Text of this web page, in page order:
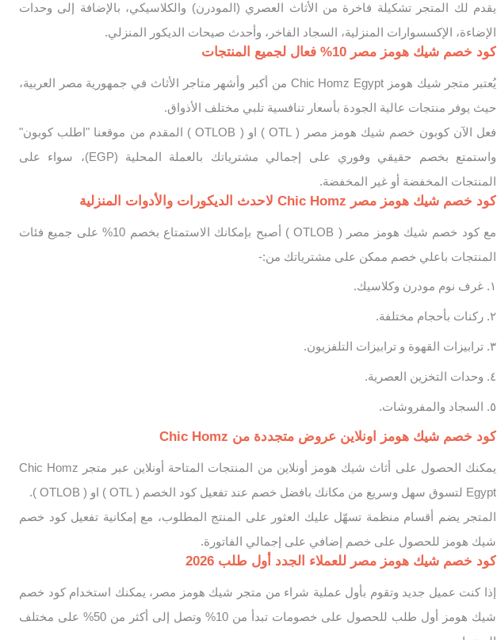
يقدم لك المتجر تشكيلة فاخرة من الأثاث العصري (المودرن) والكلاسيكي، بالإضافة إلى وحدات
الإضاءة، الإكسسوارات المنزلية، السجاد الفاخر، وأحدث صيحات الديكور المنزلي.
كود خصم شيك هومز مصر 10% فعال لجميع المنتجات
يُعتبر متجر شيك هومز Chic Homz Egypt من أكبر وأشهر متاجر الأثاث في جمهورية مصر العربية،
حيث يوفر منتجات عالية الجودة بأسعار تنافسية تلبي مختلف الأذواق.
فعل الآن كوبون خصم شيك هومز مصر ( OTL ) او ( OTLOB ) المقدم من موقعنا "اطلب كوبون"
واستمتع بخصم حقيقي وفوري على إجمالي مشترياتك بالعملة المحلية (EGP)، سواء على
المنتجات المخفضة أو غير المخفضة.
كود خصم شيك هومز مصر Chic Homz لاحدث الديكورات والأدوات المنزلية
مع كود خصم شيك هومز مصر ( OTLOB ) أصبح بإمكانك الاستمتاع بخصم 10% على جميع فئات
المنتجات باعلي خصم ممكن على مشترياتك من:-
غرف نوم مودرن وكلاسيك.
ركنات بأحجام مختلفة.
ترابيزات القهوة و ترابيزات التلفزيون.
وحدات التخزين العصرية.
السجاد والمفروشات.
كود خصم شيك هومز اونلاين عروض متجددة من Chic Homz
يمكنك الحصول على أثاث شيك هومز أونلاين من المنتجات المتاحة أونلاين عبر متجر Chic Homz
Egypt لتسوق سهل وسريع من مكانك بافضل خصم عند تفعيل كود الخصم ( OTL ) او ( OTLOB ).
المتجر يضم أقسام منظمة تسهّل عليك العثور على المنتج المطلوب، مع إمكانية تفعيل كود خصم
شيك هومز للحصول على خصم إضافي على إجمالي الفاتورة.
كود خصم شيك هومز مصر للعملاء الجدد أول طلب 2026
إذا كنت عميل جديد وتقوم بأول عملية شراء من متجر شيك هومز مصر، يمكنك استخدام كود خصم
شيك هومز أول طلب للحصول على خصومات تبدأ من 10% وتصل إلى أكثر من 50% على مختلف